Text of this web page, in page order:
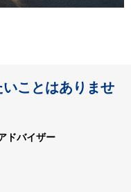
ことはありませ
ドバイザー